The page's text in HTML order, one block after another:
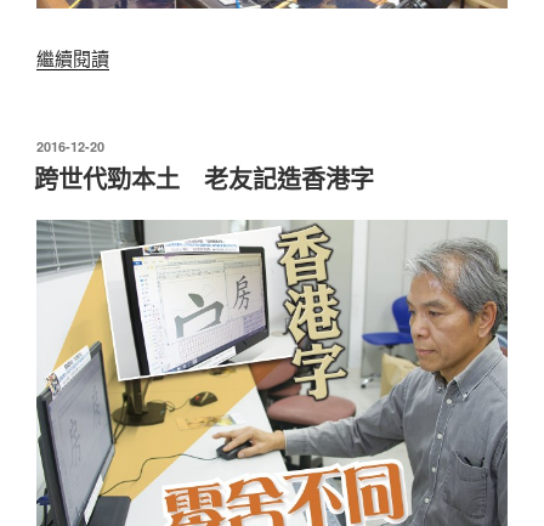
繼續閱讀“商
訪
發
表
於
2016-12-20
跨世代勁本土 老友記造香港字